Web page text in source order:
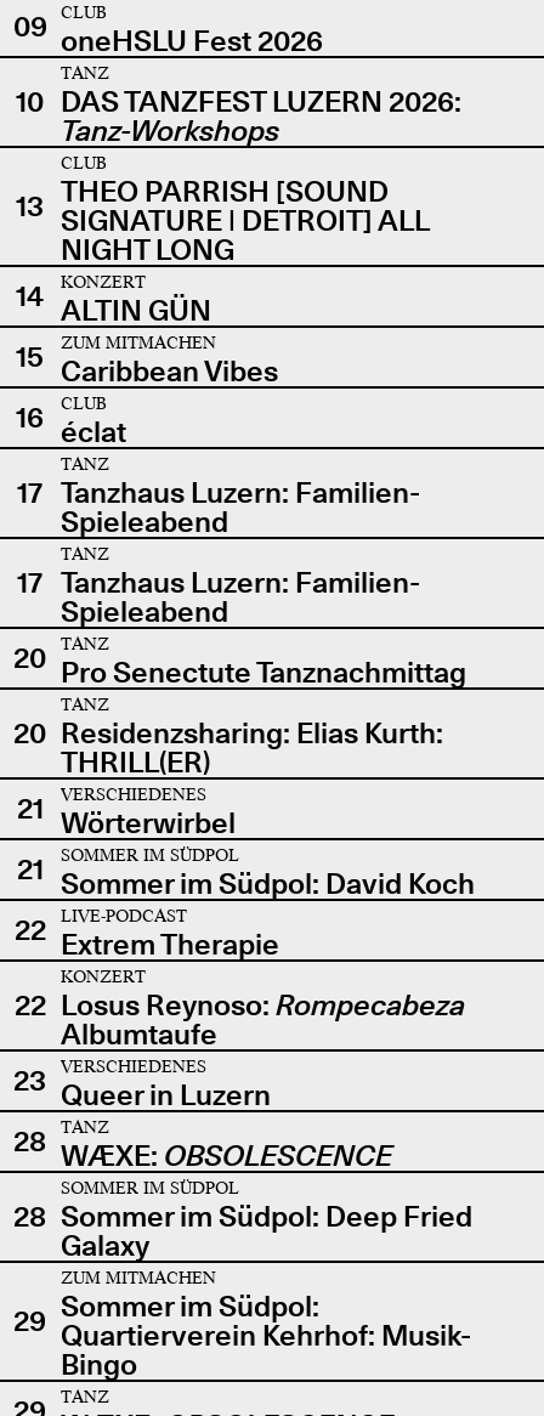
09
CLUB
oneHSLU Fest 2026
10
TANZ
DAS TANZFEST LUZERN 2026:
Tanz-Workshops
13
CLUB
THEO PARRISH [SOUND
SIGNATURE | DETROIT] ALL
NIGHT LONG
14
KONZERT
ALTIN GÜN
15
ZUM MITMACHEN
Caribbean Vibes
16
CLUB
éclat
17
TANZ
Tanzhaus Luzern: Familien-
Spieleabend
17
TANZ
Tanzhaus Luzern: Familien-
Spieleabend
20
TANZ
Pro Senectute Tanznachmittag
20
TANZ
Residenzsharing: Elias Kurth:
THRILL(ER)
21
VERSCHIEDENES
Wörterwirbel
21
SOMMER IM SÜDPOL
Sommer im Südpol: David Koch
22
LIVE-PODCAST
Extrem Therapie
22
KONZERT
Losus Reynoso: Rompecabeza
Albumtaufe
23
VERSCHIEDENES
Queer in Luzern
28
TANZ
WÆXE: OBSOLESCENCE
28
SOMMER IM SÜDPOL
Sommer im Südpol: Deep Fried
Galaxy
29
ZUM MITMACHEN
Sommer im Südpol:
Quartierverein Kehrhof: Musik-
Bingo
TANZ